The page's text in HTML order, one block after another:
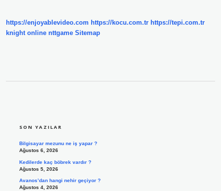
https://enjoyablevideo.com https://kocu.com.tr https://tepi.com.tr
knight online nttgame Sitemap
SON YAZILAR
Bilgisayar mezunu ne iş yapar ?
Ağustos 6, 2026
Kedilerde kaç böbrek vardır ?
Ağustos 5, 2026
Avanos’dan hangi nehir geçiyor ?
Ağustos 4, 2026